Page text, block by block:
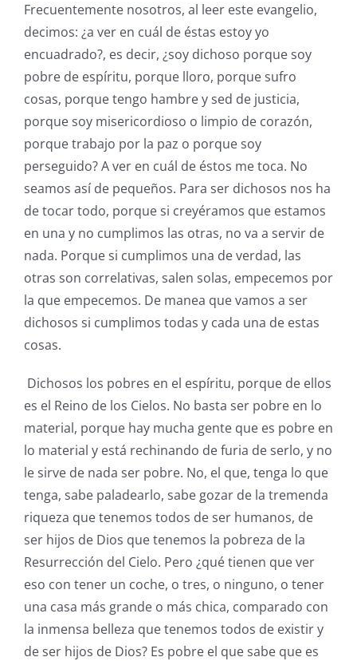
Frecuentemente nosotros, al leer este evangelio,
decimos: ¿a ver en cuál de éstas estoy yo
encuadrado?, es decir, ¿soy dichoso porque soy
pobre de espíritu, porque lloro, porque sufro
cosas, porque tengo hambre y sed de justicia,
porque soy misericordioso o limpio de corazón,
porque trabajo por la paz o porque soy
perseguido? A ver en cuál de éstos me toca. No
seamos así de pequeños. Para ser dichosos nos ha
de tocar todo, porque si creyéramos que estamos
en una y no cumplimos las otras, no va a servir de
nada. Porque si cumplimos una de verdad, las
otras son correlativas, salen solas, empecemos por
la que empecemos. De manea que vamos a ser
dichosos si cumplimos todas y cada una de estas
cosas.
Dichosos los pobres en el espíritu, porque de ellos
es el Reino de los Cielos. No basta ser pobre en lo
material, porque hay mucha gente que es pobre en
lo material y está rechinando de furia de serlo, y no
le sirve de nada ser pobre. No, el que, tenga lo que
tenga, sabe paladearlo, sabe gozar de la tremenda
riqueza que tenemos todos de ser humanos, de
ser hijos de Dios que tenemos la pobreza de la
Resurrección del Cielo. Pero ¿qué tienen que ver
eso con tener un coche, o tres, o ninguno, o tener
una casa más grande o más chica, comparado con
la inmensa belleza que tenemos todos de existir y
de ser hijos de Dios? Es pobre el que sabe que es